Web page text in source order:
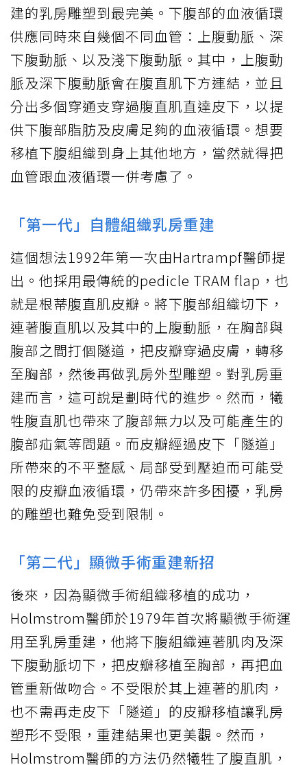
建的乳房雕塑到最完美。下腹部的血液循環
供應同時來自幾個不同血管：上腹動脈、深
下腹動脈、以及淺下腹動脈。其中，上腹動
脈及深下腹動脈會在腹直肌下方連結，並且
分出多個穿通支穿過腹直肌直達皮下，以提
供下腹部脂肪及皮膚足夠的血液循環。想要
移植下腹組織到身上其他地方，當然就得把
血管跟血液循環一併考慮了。
「第一代」自體組織乳房重建
這個想法1992年第一次由Hartrampf醫師提
出。他採用最傳統的pedicle TRAM flap，也
就是根蒂腹直肌皮瓣。將下腹部組織切下，
連著腹直肌以及其中的上腹動脈，在胸部與
腹部之間打個隧道，把皮瓣穿過皮膚，轉移
至胸部，然後再做乳房外型雕塑。對乳房重
建而言，這可說是劃時代的進步。然而，犧
牲腹直肌也帶來了腹部無力以及可能產生的
腹部疝氣等問題。而皮瓣經過皮下「隧道」
所帶來的不平整感、局部受到壓迫而可能受
限的皮瓣血液循環，仍帶來許多困擾，乳房
的雕塑也難免受到限制。
「第二代」顯微手術重建新招
後來，因為顯微手術組織移植的成功，
Holmstrom醫師於1979年首次將顯微手術運
用至乳房重建，他將下腹組織連著肌肉及深
下腹動脈切下，把皮瓣移植至胸部，再把血
管重新做吻合。不受限於其上連著的肌肉，
也不需再走皮下「隧道」的皮瓣移植讓乳房
塑形不受限，重建結果也更美觀。然而，
Holmstrom醫師的方法仍然犧牲了腹直肌，